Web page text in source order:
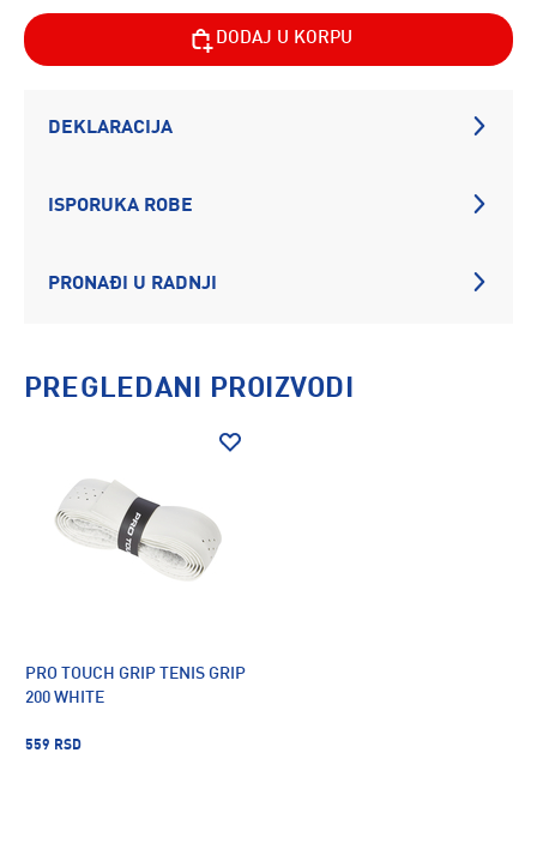
DODAJ U KORPU
DEKLARACIJA
ISPORUKA ROBE
PRONAĐI U RADNJI
PREGLEDANI PROIZVODI
PRO TOUCH GRIP TENIS GRIP
200 WHITE
559 RSD